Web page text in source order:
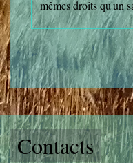
mêmes droits qu'un
Contacts